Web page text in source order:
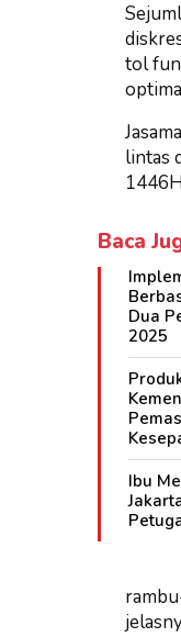
tol
lintas
Baca
Dua
2025
Ibu